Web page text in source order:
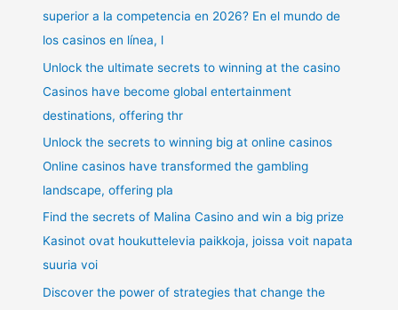
superior a la competencia en 2026? En el mundo de
los casinos en línea, l
Unlock the ultimate secrets to winning at the casino
Casinos have become global entertainment
destinations, offering thr
Unlock the secrets to winning big at online casinos
Online casinos have transformed the gambling
landscape, offering pla
Find the secrets of Malina Casino and win a big prize
Kasinot ovat houkuttelevia paikkoja, joissa voit napata
suuria voi
Discover the power of strategies that change the